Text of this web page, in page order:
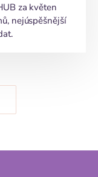
za květen
nejúspěšnější